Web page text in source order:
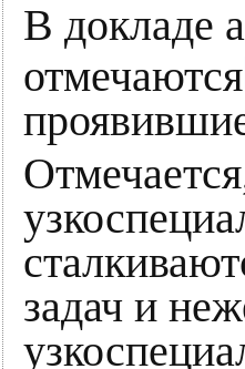
В докладе
отмечаются
задач и